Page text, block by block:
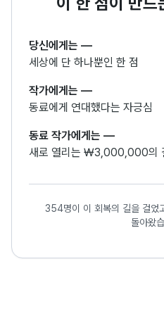
당신에게는 —
세상에 단 하나뿐인 한 점
작가에게는 —
동료에게 연대했다는 자긍심
동료 작가에게는 —
새로 열리는 ₩3,000,000의
354명이 이 회복의 길을 걸었
돌아왔